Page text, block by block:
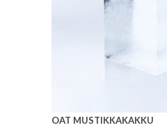
OAT MUSTIKKAKAKKU